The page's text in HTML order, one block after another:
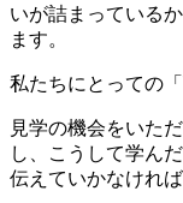
いが詰まっている
ます。
私たちにとっての
見学の機会をいた
し、こうして学ん
伝えていかなければ